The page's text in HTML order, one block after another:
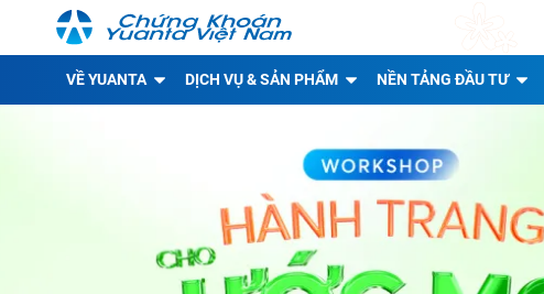
VỀ YUANTA DỊCH VỤ & SẢN PHẨM NỀN TẢNG ĐẦU TƯ